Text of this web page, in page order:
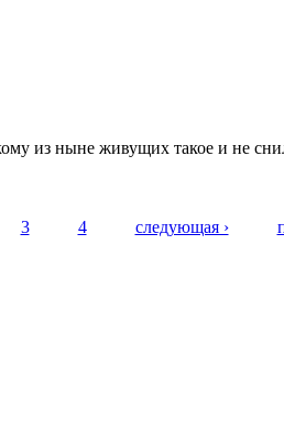
из ныне живущих такое и не
3 4 следующая ›